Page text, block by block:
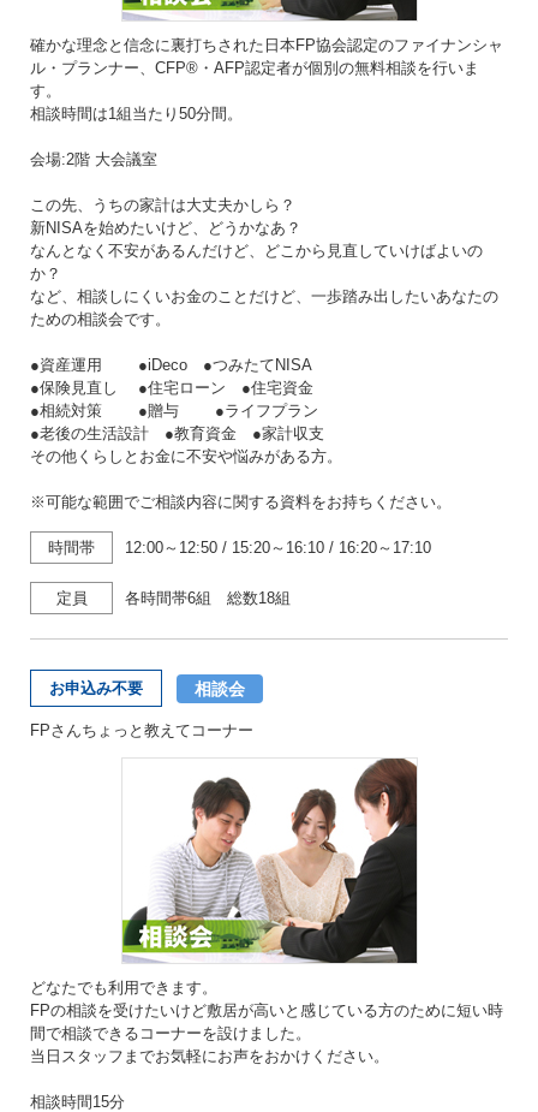
確かな理念と信念に裏打ちされた日本FP協会認定のファイナンシャ
ル・プランナー、CFP®・AFP認定者が個別の無料相談を行いま
す。
相談時間は1組当たり50分間。
会場:2階 大会議室
この先、うちの家計は大丈夫かしら？
新NISAを始めたいけど、どうかなあ？
なんとなく不安があるんだけど、どこから見直していけばよいの
か？
など、相談しにくいお金のことだけど、一歩踏み出したいあなたの
ための相談会です。
●資産運用 ●iDeco ●つみたてNISA
●保険見直し ●住宅ローン ●住宅資金
●相続対策 ●贈与 ●ライフプラン
●老後の生活設計 ●教育資金 ●家計収支
その他くらしとお金に不安や悩みがある方。
※可能な範囲でご相談内容に関する資料をお持ちください。
時間帯 12:00～12:50 / 15:20～16:10 / 16:20～17:10
定員 各時間帯6組 総数18組
お申込み不要 相談会
FPさんちょっと教えてコーナー
どなたでも利用できます。
FPの相談を受けたいけど敷居が高いと感じている方のために短い時
間で相談できるコーナーを設けました。
当日スタッフまでお気軽にお声をおかけください。
相談時間15分